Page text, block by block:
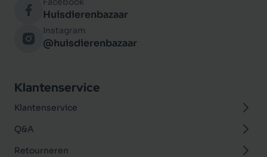
Huisdierenbazaar
Instagram
@huisdierenbazaar
Klantenservice
Klantenservice
Q&A
Retourneren